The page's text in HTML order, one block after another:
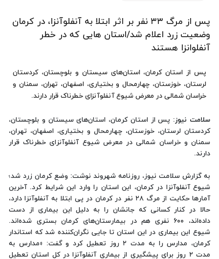
پس از مرگ ٣٣ نفر بر اثر ابتلا به آنفلوآنزا، در کرمان
وضعیت زرد اعلام شد/استان هایی که در خطر
آنفلوانزا هستند
پس از استان کرمان، استان‌های سیستان ‌و بلوچستان، کردستان
لرستان، خوزستان، چهارمحال و بختیاری، اصفهان، تهران، سمنان و
خراسان‌ شمالی در معرض شیوع آنفلوآنزای خطرناک قرار دارند.
سلامت نیوز: پس از استان کرمان، استان‌های سیستان ‌و بلوچستان،
کردستان لرستان، خوزستان، چهارمحال و بختیاری، اصفهان، تهران،
سمنان و خراسان‌ شمالی در معرض شیوع آنفلوآنزای خطرناک قرار
دارند.
به گزارش سلامت نیوز، روزنامه شهروند نوشت: وضع کرمان زرد شد؛
شیوع آنفلوآنزا در کرمان، این استان را وارد این شرایط کرد. آخرین
آمارها حکایت از مرگ ٢٨ نفر در کرمان در پی ابتلا به آنفلوآنزا دارد،
حالا در کنار کسانی که جانشان را به دلیل این بیماری از دست
داده‌اند، ٦٠٠ نفری هم در بیمارستان‌های کرمان بستری شده‌اند.
شیوع این بیماری در این استان تا جایی نگران‌کننده شد که استاندار
کرمان، مدارس را به مدت ٢ روز تعطیل کرد و گفت: «مدارس به
مدت ٢ روز برای پیشگیری از بیماری آنفلوآنزا در کل استان تعطیل